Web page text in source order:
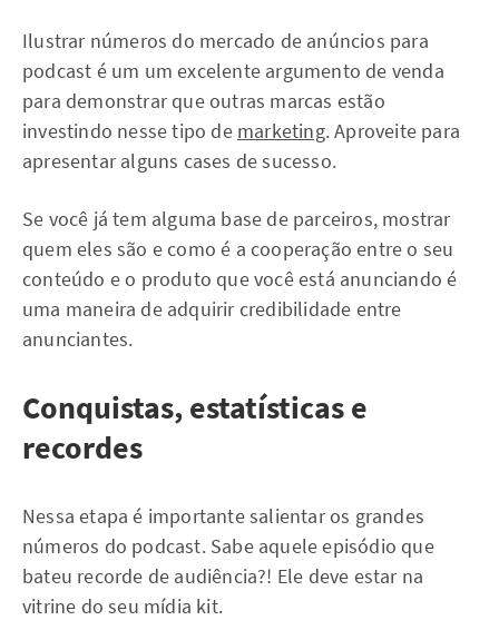
Ilustrar números do mercado de anúncios para
podcast é um um excelente argumento de venda
para demonstrar que outras marcas estão
investindo nesse tipo de marketing. Aproveite para
apresentar alguns cases de sucesso.
Se você já tem alguma base de parceiros, mostrar
quem eles são e como é a cooperação entre o seu
conteúdo e o produto que você está anunciando é
uma maneira de adquirir credibilidade entre
anunciantes.
Conquistas, estatísticas e
recordes
Nessa etapa é importante salientar os grandes
números do podcast. Sabe aquele episódio que
bateu recorde de audiência?! Ele deve estar na
vitrine do seu mídia kit.